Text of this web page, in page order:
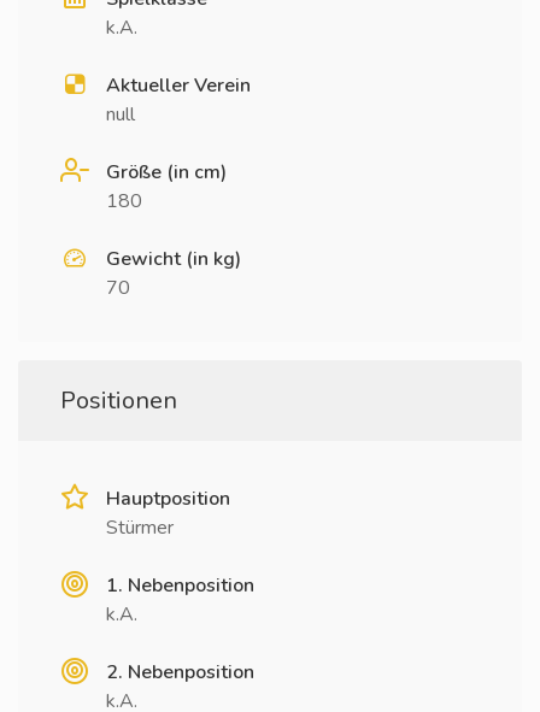
k.A.
Aktueller Verein
null
Größe (in cm)
180
Gewicht (in kg)
70
Positionen
Hauptposition
Stürmer
1. Nebenposition
k.A.
2. Nebenposition
k.A.